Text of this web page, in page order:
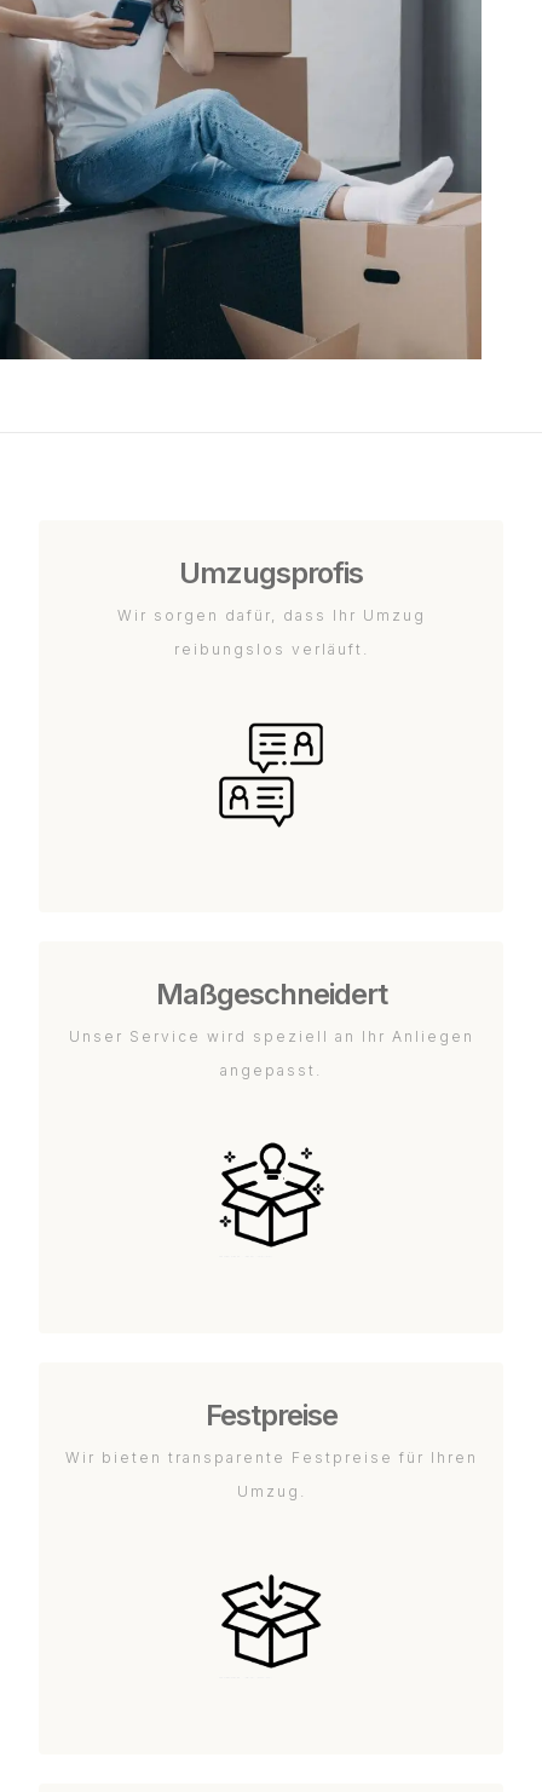
Umzugsprofis
Wir sorgen dafür, dass Ihr Umzug
reibungslos verläuft.
Maßgeschneidert
Unser Service wird speziell an Ihr Anliegen
angepasst.
Festpreise
Wir bieten transparente Festpreise für Ihren
Umzug.